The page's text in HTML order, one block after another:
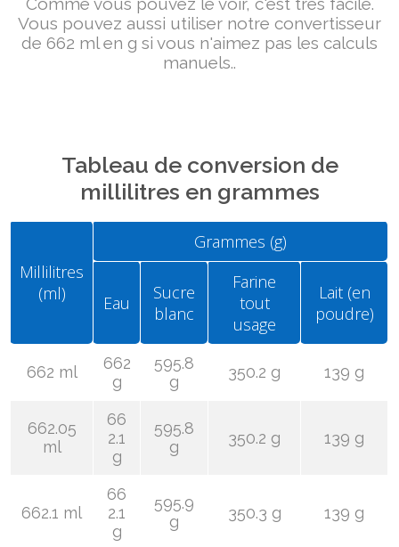
Vous pouvez aussi utiliser notre convertisseur
de 662 ml en g si vous n'aimez pas les calculs
manuels..
Tableau de conversion de
millilitres en grammes
Millilitres
(ml)
Grammes (g)
Eau
Sucre
blanc
Farine
tout
usage
Lait (en
poudre)
662 ml
662
g
595.8
g
350.2 g 139 g
662.05
ml
66
2.1
g
595.8
g
350.2 g 139 g
662.1 ml
66
2.1
g
595.9
g
350.3 g 139 g